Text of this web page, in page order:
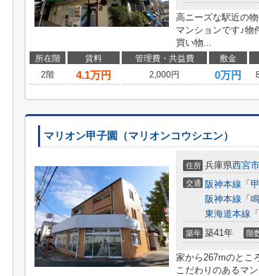
高ニーズな駅近の
マンションです♪物
買い物...
所在階 賃料 管理費・共益費 敷金
2階
4.1万円 2,000円 0万円
マリオン甲子園（マリオンコウシエン）
住所 兵庫県西宮市
交通 阪神本線 「
阪神本線 「
東海道本線 「
築年 築41年 階
家から267mのとこ
こだわりのあるマ